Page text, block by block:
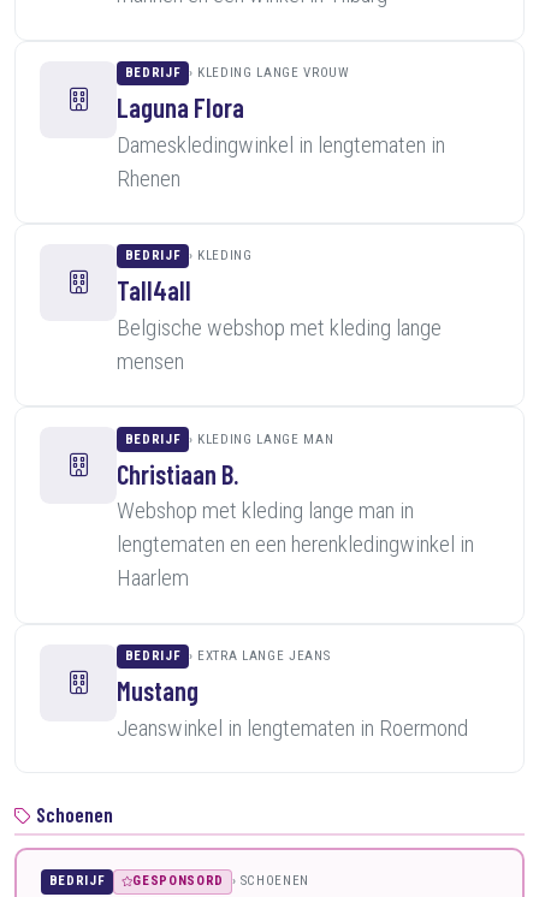
BEDRIJF KLEDING LANGE VROUW
Laguna Flora
Dameskledingwinkel in lengtematen in
Rhenen
BEDRIJF KLEDING
Tall4all
Belgische webshop met kleding lange
mensen
BEDRIJF KLEDING LANGE MAN
Christiaan B.
Webshop met kleding lange man in
lengtematen en een herenkledingwinkel in
Haarlem
BEDRIJF EXTRA LANGE JEANS
Mustang
Jeanswinkel in lengtematen in Roermond
Schoenen
BEDRIJF GESPONSORD SCHOENEN